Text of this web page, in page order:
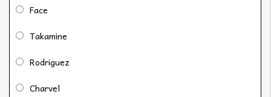
Face
Takamine
Rodriguez
Charvel